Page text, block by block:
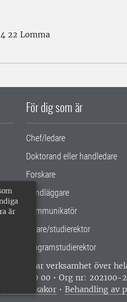
är
22 Lomma
För dig som är
Chef/ledare
Doktorand eller handledare
Forskare
Handläggare
Kommunikatör
Lärare/studierektor
Programstudierektor
har verksamhet över
67 10 00 • Org nr: 202100-
Hantera kakor •Behandling av